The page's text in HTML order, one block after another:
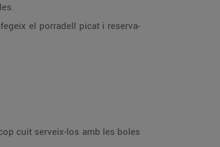
el porradell picat i reserva-
cuit serveix-los amb les boles